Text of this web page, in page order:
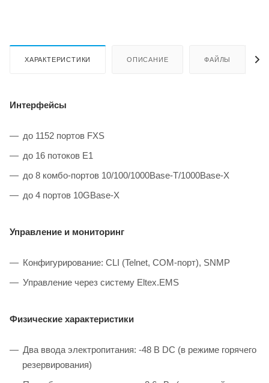
ХАРАКТЕРИСТИКИ ОПИСАНИЕ ФАЙЛЫ
Интерфейсы
до 1152 портов FXS
до 16 потоков Е1
до 8 комбо-портов 10/100/1000Base-T/1000Base-X
до 4 портов 10GBase-X
Управление и мониторинг
Конфигурирование: CLI (Telnet, COM-порт), SNMP
Управление через систему Eltex.EMS
Физические характеристики
Два ввода электропитания: -48 В DC (в режиме горячего
резервирования)